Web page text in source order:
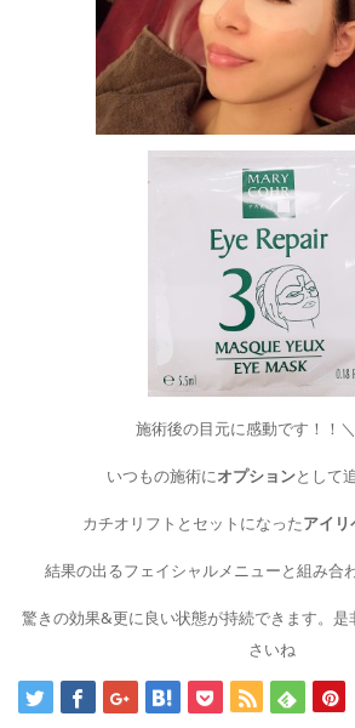
施術後の目元に感動です！！
いつもの施術にオプションとして
カチオリフトとセットになったアイリ
結果の出るフェイシャルメニューと組み合
驚きの効果&更に良い状態が持続できます。
さいね